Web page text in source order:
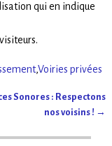
qui en indique
,Voiries privées
Sonores : Respectons
nos voisins ! →